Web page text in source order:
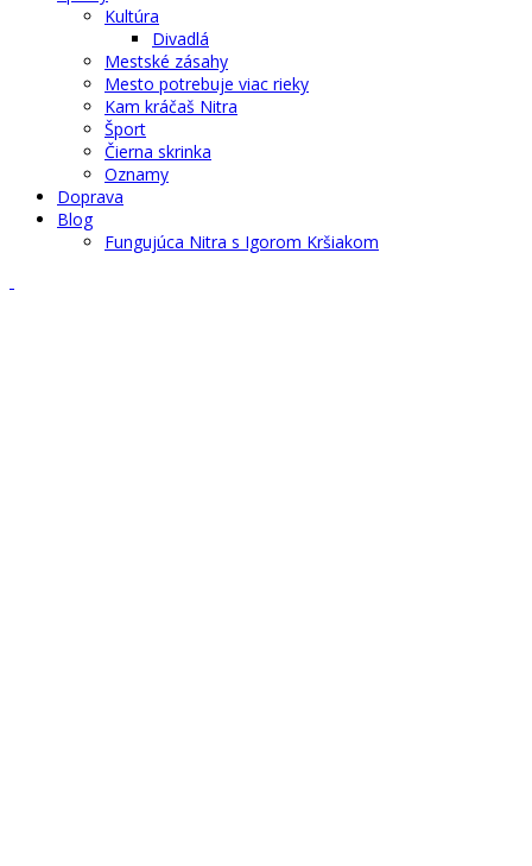
Kultúra
Divadlá
Mestské zásahy
Mesto potrebuje viac rieky
Kam kráčaš Nitra
Šport
Čierna skrinka
Oznamy
Doprava
Blog
Fungujúca Nitra s Igorom Kršiakom